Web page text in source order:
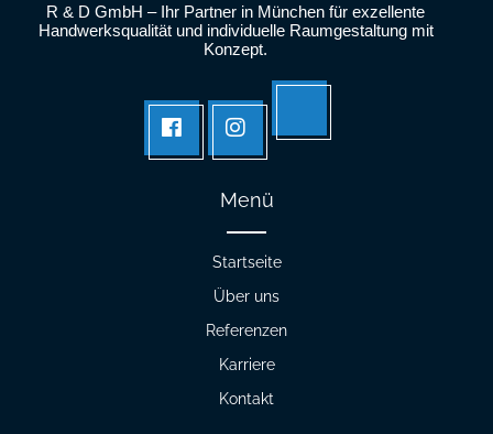
R & D GmbH – Ihr Partner in München für exzellente
Handwerksqualität und individuelle Raumgestaltung mit
Konzept.
facebookInstagram
Menü
Startseite
Über uns
Referenzen
Karriere
Kontakt